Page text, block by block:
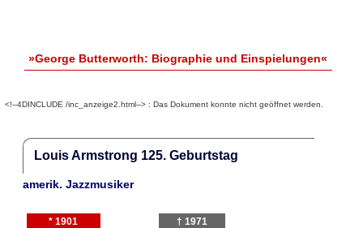
»George Butterworth: Biographie und Einspielungen«
<!--4DINCLUDE /inc_anzeige2.html--> : Das Dokument konnte nicht geöffnet werden.
Louis Armstrong 125. Geburtstag
amerik. Jazzmusiker
* 1901 † 1971